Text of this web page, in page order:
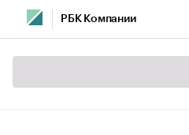
РБК Компании